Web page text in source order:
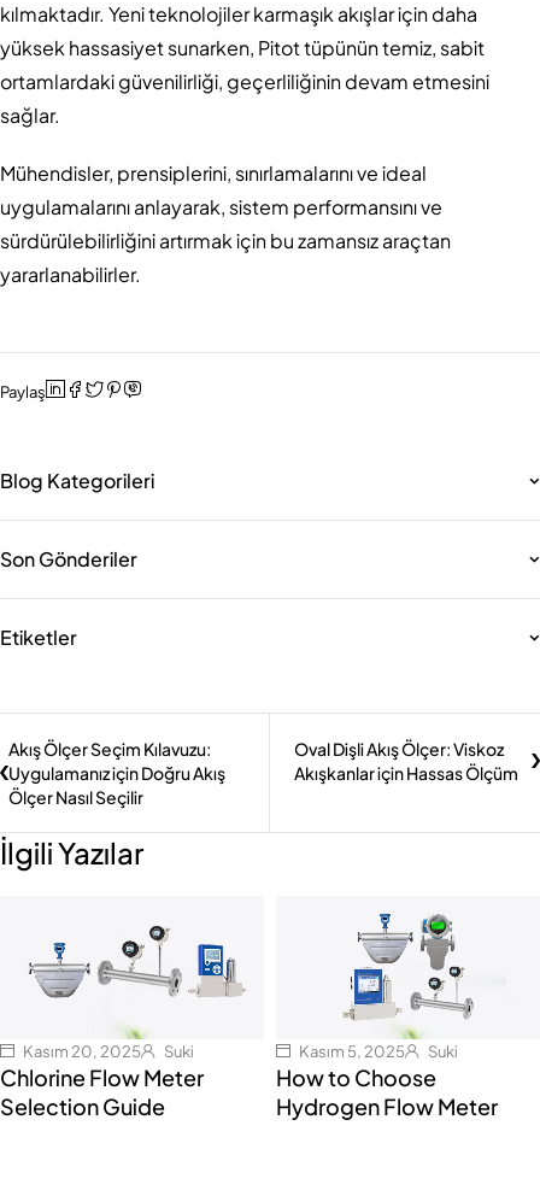
kılmaktadır. Yeni teknolojiler karmaşık akışlar için daha
yüksek hassasiyet sunarken, Pitot tüpünün temiz, sabit
ortamlardaki güvenilirliği, geçerliliğinin devam etmesini
sağlar.
Mühendisler, prensiplerini, sınırlamalarını ve ideal
uygulamalarını anlayarak, sistem performansını ve
sürdürülebilirliğini artırmak için bu zamansız araçtan
yararlanabilirler.
Paylaş
Blog Kategorileri
Son Gönderiler
Etiketler
Akış Ölçer Seçim Kılavuzu:
Uygulamanız için Doğru Akış
Ölçer Nasıl Seçilir
Oval Dişli Akış Ölçer: Viskoz
Akışkanlar için Hassas Ölçüm
İlgili Yazılar
Kasım 20, 2025 Suki
Chlorine Flow Meter
Selection Guide
Kasım 5, 2025 Suki
How to Choose
Hydrogen Flow Meter